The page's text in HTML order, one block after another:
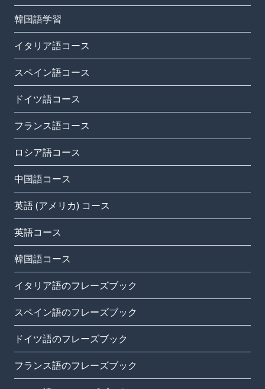
韓国語学習
イタリア語コース
スペイン語コース
ドイツ語コース
フランス語コース
ロシア語コース
中国語コース
英語 (アメリカ) コース
英語コース
韓国語コース
イタリア語のフレーズブック
スペイン語のフレーズブック
ドイツ語のフレーズブック
フランス語のフレーズブック